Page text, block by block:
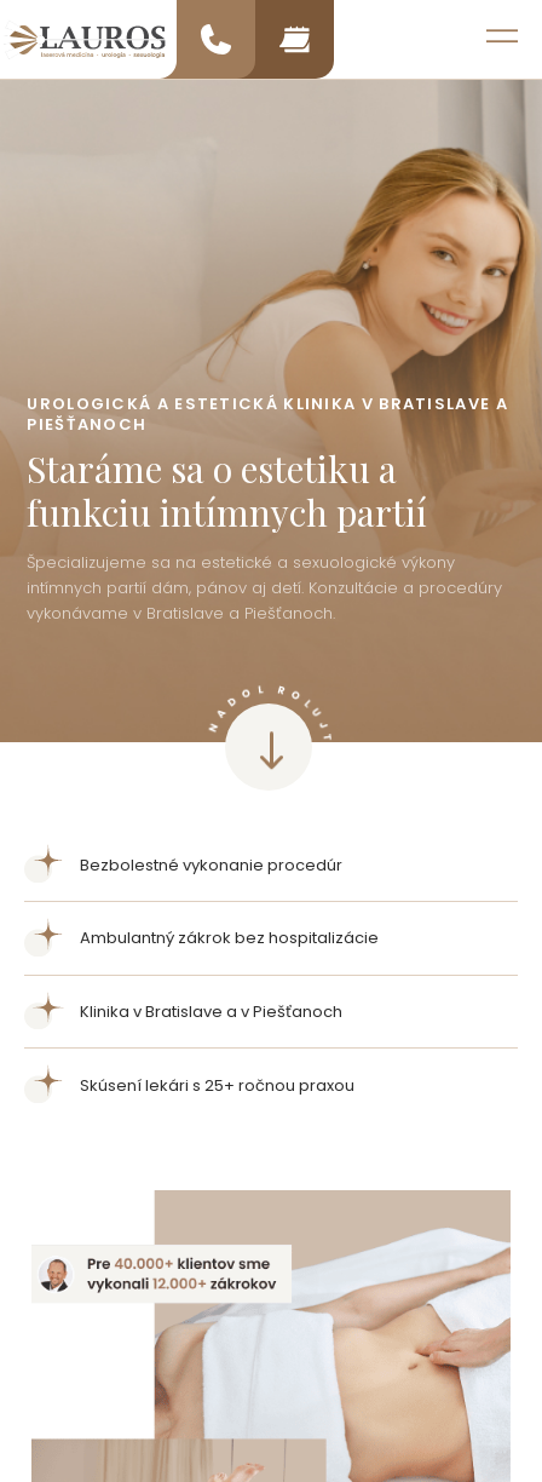
na
obsah
UROLOGICKÁ A ESTETICKÁ KLINIKA V BRATISLAVE A
PIEŠŤANOCH
Staráme sa o estetiku a
funkciu intímnych partií
Špecializujeme sa na estetické a sexuologické výkony
intímnych partií dám, pánov aj detí. Konzultácie a procedúry
vykonávame v Bratislave a Piešťanoch.
Bezbolestné vykonanie procedúr
Ambulantný zákrok bez hospitalizácie
Klinika v Bratislave a v Piešťanoch
Skúsení lekári s 25+ ročnou praxou